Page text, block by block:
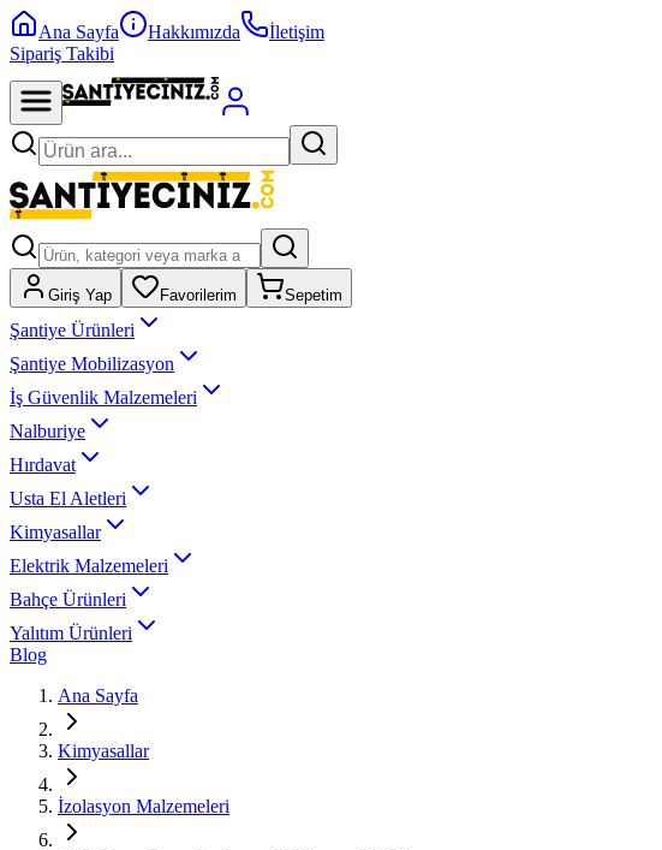
Ana Sayfa Hakkımızda
İletişim
Sipariş Takibi
Giriş Yap Favorilerim Sepetim
Şantiye Ürünleri
Şantiye Mobilizasyon
İş Güvenlik Malzemeleri
Nalburiye
Hırdavat
Usta El Aletleri
Kimyasallar
Elektrik Malzemeleri
Bahçe Ürünleri
Yalıtım Ürünleri
Blog
Ana Sayfa
Kimyasallar
İzolasyon Malzemeleri